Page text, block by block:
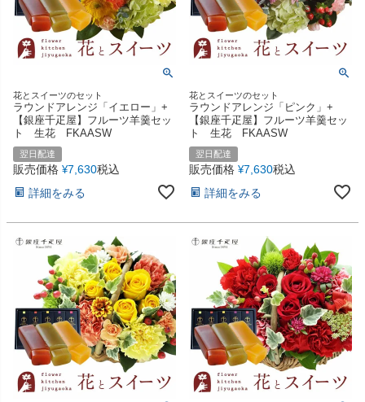
花とスイーツのセット
ラウンドアレンジ「イエロー」+
【銀座千疋屋】フルーツ羊羹セッ
ト 生花 FKAASW
翌日配達
販売価格 ¥7,630税込
詳細をみる
花とスイーツのセット
ラウンドアレンジ「ピンク」+
【銀座千疋屋】フルーツ羊羹セッ
ト 生花 FKAASW
翌日配達
販売価格 ¥7,630税込
詳細をみる